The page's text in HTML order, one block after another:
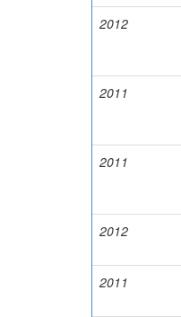
2012
2011
2011
2012
2011